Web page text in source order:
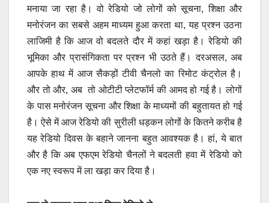
मनाया जा रहा है। वो रेडियो जो लोगों को सूचना, शिक्षा और
मनोरंजन का सबसे अहम माध्यम हुआ करता था, यह प्रश्न उठना
लाजिमी है कि आज वो बदलते दौर में कहां खड़ा है। रेडियो की
भूमिका और प्रासंगिकता पर प्रश्न भी उठते हैं। दरअसल, अब
आपके हाथ में आज सैकड़ों टीवी चैनलो का रिमोट कंट्रोल है।
और तो और, अब तो ओटीटी प्लेटफॉर्म की आमद हो गई है। लोगों
के पास मनोरंजन सूचना और शिक्षा के माध्यमों की बहुतायत हो गई
है। ऐसे में आज रेडियो की सुरीली धड़कन लोगोंं के कितने करीब है
यह रेडियो दिवस के बहाने जानना बहुत आवश्यक है। हां, ये बात
और है कि अब एफएम रेडियो चैनलों ने बदलती हवा में रेडियो को
एक नए स्वरूप में ला खड़ा कर दिया है।